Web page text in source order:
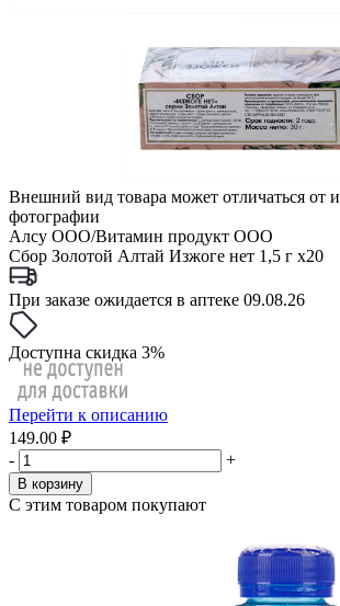
Внешний вид товара может отличаться от
фотографии
Алсу ООО/Витамин продукт ООО
Сбор Золотой Алтай Изжоге нет 1,5 г x20
При заказе ожидается в аптеке 09.08.26
Доступна скидка 3%
Перейти к описанию
149.00 ₽
-
+
В корзину
С этим товаром покупают